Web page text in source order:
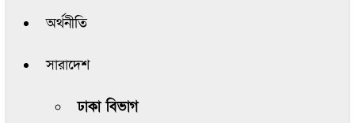
অর্থনীতি
সারাদেশ
ঢাকা বিভাগ